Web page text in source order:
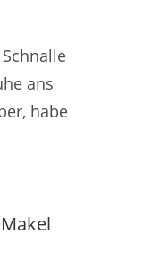
ans
habe